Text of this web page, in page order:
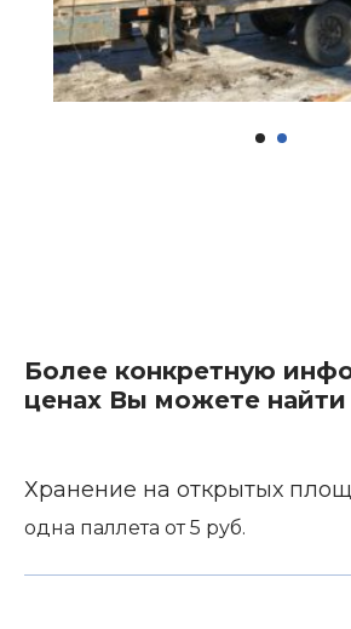
Более конкретную
ценах Вы можете найти
Хранение на открытых
одна паллета от 5 руб.